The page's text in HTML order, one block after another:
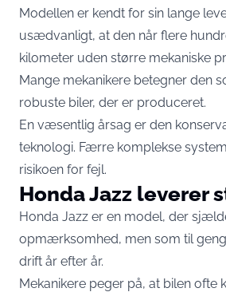
Modellen er kendt for sin lange
usædvanligt, at den når flere
kilometer uden større mekaniske
Mange mekanikere betegner den
robuste biler, der er produceret.
En væsentlig årsag er den
teknologi. Færre komplekse
risikoen for fejl.
Honda Jazz leverer
Honda Jazz er en model, der
opmærksomhed, men som til
drift år efter år.
Mekanikere peger på, at bilen ofte